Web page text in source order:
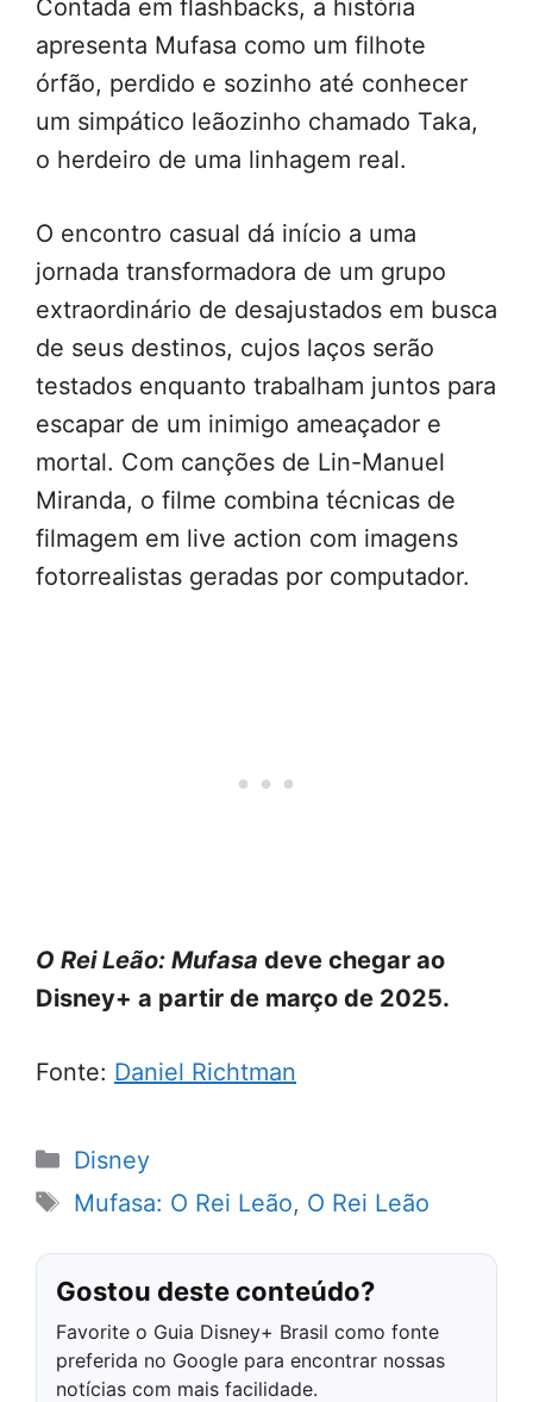
Contada em flashbacks, a história
apresenta Mufasa como um filhote
órfão, perdido e sozinho até conhecer
um simpático leãozinho chamado Taka,
o herdeiro de uma linhagem real.
O encontro casual dá início a uma
jornada transformadora de um grupo
extraordinário de desajustados em busca
de seus destinos, cujos laços serão
testados enquanto trabalham juntos para
escapar de um inimigo ameaçador e
mortal. Com canções de Lin-Manuel
Miranda, o filme combina técnicas de
filmagem em live action com imagens
fotorrealistas geradas por computador.
O Rei Leão: Mufasa deve chegar ao
Disney+ a partir de março de 2025.
Fonte: Daniel Richtman
Categorias
Disney
Tags
Mufasa: O Rei Leão, O Rei Leão
Gostou deste conteúdo?
Favorite o Guia Disney+ Brasil como fonte
preferida no Google para encontrar nossas
notícias com mais facilidade.